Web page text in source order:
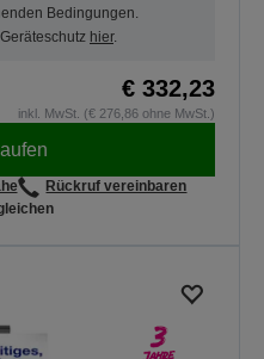
Bedingungen.
hier.
€ 332,23
inkl. MwSt. (€ 276,86 ohne MwSt.)
Rückruf vereinbaren